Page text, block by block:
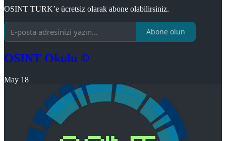
OSINT TURK’e ücretsiz olarak abone olabilirsiniz.
Abone olun
OSINT Okulu ©
May 18